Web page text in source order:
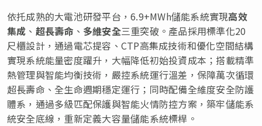
依托成熟的大電池研發平台，6.9+MWh儲能系統實現高效
集成 、 超長壽命 、 多維安全三重突破。產品採用標準化20
尺櫃設計，通過電芯提容、 CTP高集成技術和優化空間結構
實現系統能量密度躍升，大幅降低初始投資成本；搭載精準
熱管理與智能均衡技術，嚴控系統運行溫差，保障萬次循環
超長壽命、全生命週期穩定運行；同時配備全維度安全防護
體系，通過多級匹配保護與智能火情防控方案，築牢儲能系
統安全底線，重新定義大容量儲能系統標桿。